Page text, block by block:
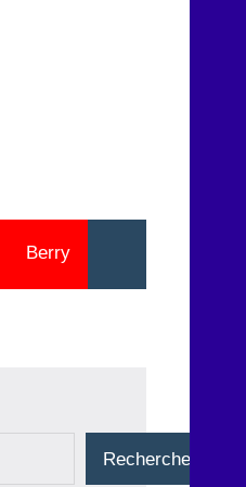
Berry
Rechercher